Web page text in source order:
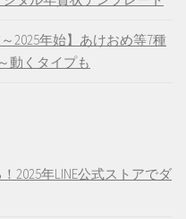
2025年始】あけおめ等7種
動くタイプも
2025年LINE公式ストアでダ